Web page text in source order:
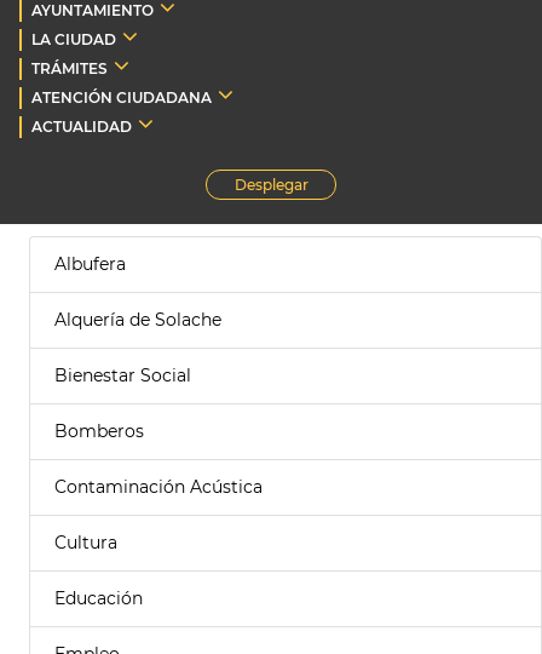
AYUNTAMIENTO
LA CIUDAD
TRÁMITES
ATENCIÓN CIUDADANA
ACTUALIDAD
Desplegar
Albufera
Alquería de Solache
Bienestar Social
Bomberos
Contaminación Acústica
Cultura
Educación